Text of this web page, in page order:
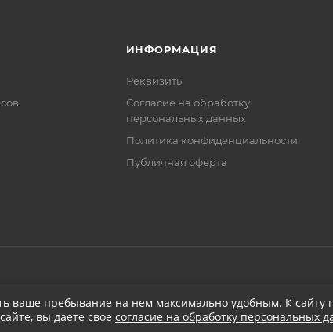
ИНФОРМАЦИЯ
Реквизиты
Соглаcие на обработку
персональных данных
Политика конфиденциальности
Публичная оферта
ваше пребывание на нем максимально удобным. К
вы даете свое согласие на обработку персональных